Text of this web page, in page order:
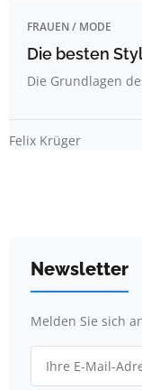
FRAUEN / MODE
Die besten
Die Grundlagen
Felix Krüger
Newsletter
Melden Sie sich